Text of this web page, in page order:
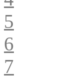
5
6
7